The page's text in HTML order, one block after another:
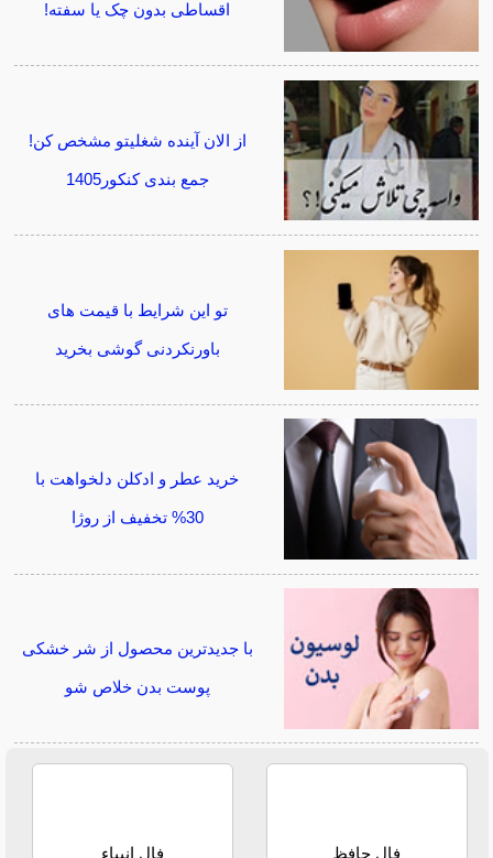
اقساطی بدون چک یا سفته!
از الان آینده شغلیتو مشخص کن!
جمع بندی کنکور1405
تو این شرایط با قیمت های
باورنکردنی گوشی بخرید
خرید عطر و ادکلن دلخواهت با
30% تخفیف از روژا
با جدیدترین محصول از شر خشکی
پوست بدن خلاص شو
فال حافظ فال انبیاء